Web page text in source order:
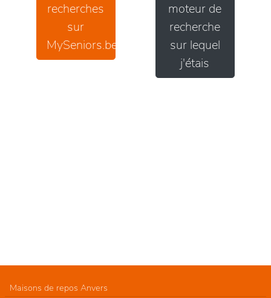
recherches
sur
MySeniors.be
moteur de
recherche
sur lequel
j'étais
Maisons de repos Anvers